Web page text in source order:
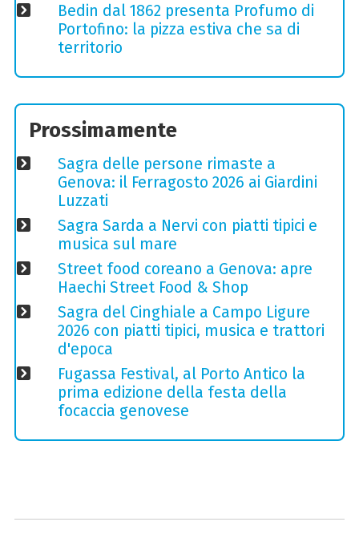
Bedin dal 1862 presenta Profumo di
Portofino: la pizza estiva che sa di
territorio
Prossimamente
Sagra delle persone rimaste a
Genova: il Ferragosto 2026 ai Giardini
Luzzati
Sagra Sarda a Nervi con piatti tipici e
musica sul mare
Street food coreano a Genova: apre
Haechi Street Food & Shop
Sagra del Cinghiale a Campo Ligure
2026 con piatti tipici, musica e trattori
d'epoca
Fugassa Festival, al Porto Antico la
prima edizione della festa della
focaccia genovese